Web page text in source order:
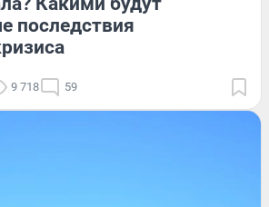
последствия
9 718 59